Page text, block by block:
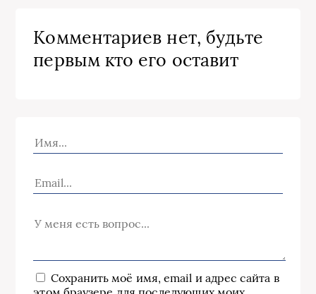
Комментариев нет, будьте
первым кто его оставит
Сохранить моё имя, email и адрес сайта в